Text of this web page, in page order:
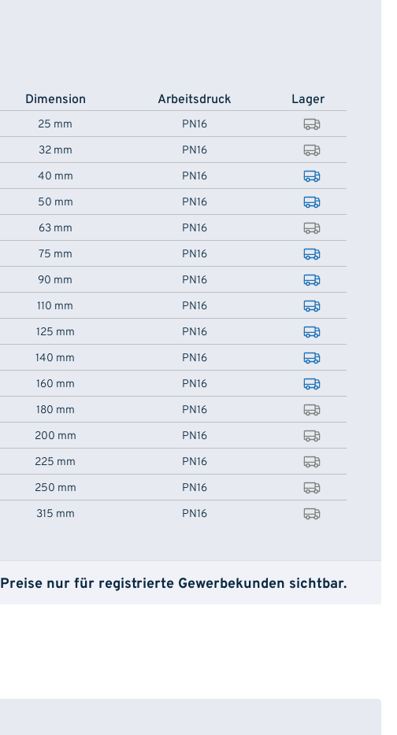
Dimension Arbeitsdruck Lager
25 mm
PN16
32 mm
PN16
40 mm
PN16
50 mm
PN16
63 mm
PN16
75 mm
PN16
90 mm
PN16
110 mm
PN16
125 mm
PN16
140 mm
PN16
160 mm
PN16
180 mm
PN16
200 mm
PN16
225 mm
PN16
250 mm
PN16
315 mm PN16
Preise nur für registrierte Gewerbekunden sichtbar.